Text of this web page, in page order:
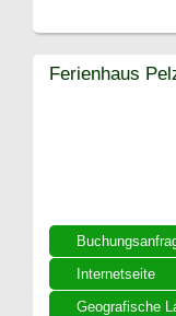
Internetseite
Geografische
Ferienhaus